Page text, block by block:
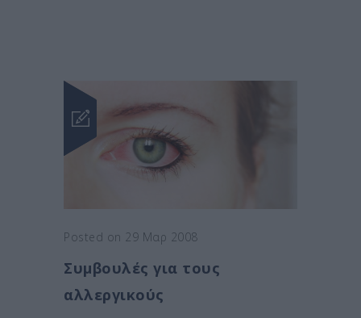
Posted on 29 Μαρ 2008
Συμβουλές για τους
αλλεργικούς